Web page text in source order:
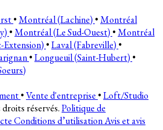
•Montréal (Lachine) •Montréal
•Montréal (Le Sud-Ouest) •Montréal
•Laval (Fabreville) •
•Longueuil (Saint-Hubert) •
•Vente d'entreprise •Loft/Studio
droits réservés.Politique de
Conditions d’utilisationAvis et avis